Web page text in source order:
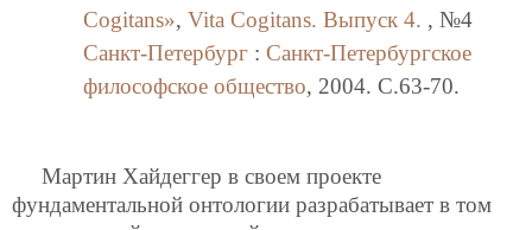
Cogitans», Vita Cogitans. Выпуск 4. , №4
Санкт-Петербург : Санкт-Петербургское
философское общество, 2004. C.63-70.
Мартин Хайдеггер в своем проекте
фундаментальной онтологии разрабатывает в том